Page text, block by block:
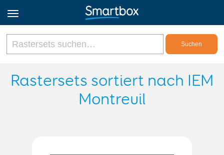
Online Grids
Anmeldung
Rastersets sortiert nach IEM
Montreuil